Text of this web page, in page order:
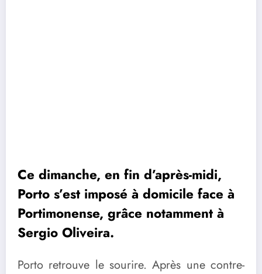
Ce dimanche, en fin d’après-midi,
Porto s’est imposé à domicile face à
Portimonense, grâce notamment à
Sergio Oliveira.
Porto retrouve le sourire. Après une contre-